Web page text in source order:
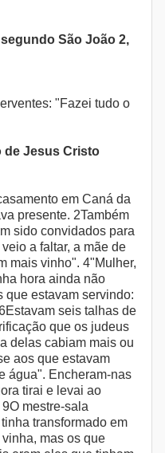
São João 2,
"Fazei tudo o
de Jesus Cristo
em Caná da
presente. 2Também
sido convidados para
a faltar, a mãe de
mais vinho". 4"Mulher,
hora ainda não
que estavam servindo:
seis talhas de
que os judeus
delas cabiam mais ou
aos que estavam
água". Encheram-nas
tirai e levai ao
mestre-sala
transformado em
mas os que